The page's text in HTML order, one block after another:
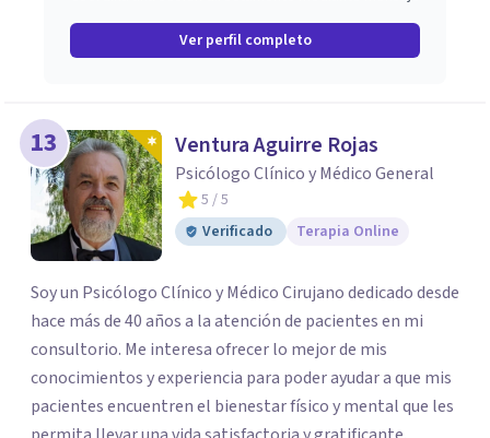
Ver perfil completo
13 Ventura Aguirre Rojas
Psicólogo Clínico y Médico General
5 / 5
Verificado
Terapia Online
Soy un Psicólogo Clínico y Médico Cirujano dedicado desde
hace más de 40 años a la atención de pacientes en mi
consultorio. Me interesa ofrecer lo mejor de mis
conocimientos y experiencia para poder ayudar a que mis
pacientes encuentren el bienestar físico y mental que les